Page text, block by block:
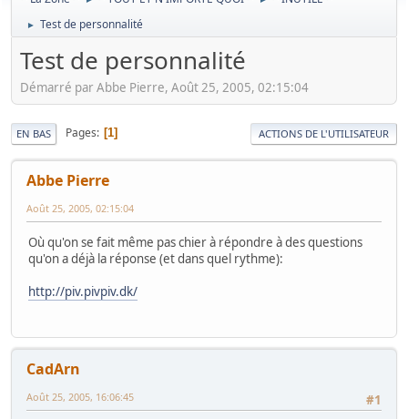
► Test de personnalité
Test de personnalité
Démarré par Abbe Pierre, Août 25, 2005, 02:15:04
EN BAS Pages 1 ACTIONS DE L'UTILISATEUR
Abbe Pierre
Août 25, 2005, 02:15:04
Où qu'on se fait même pas chier à répondre à des questions
qu'on a déjà la réponse (et dans quel rythme):
http://piv.pivpiv.dk/
CadArn
#1
Août 25, 2005, 16:06:45